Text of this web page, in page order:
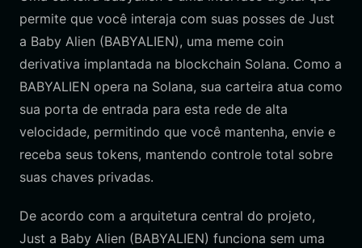
permite que você interaja com suas posses de Just
a Baby Alien (BABYALIEN), uma meme coin
derivativa implantada na blockchain Solana. Como a
BABYALIEN opera na Solana, sua carteira atua como
sua porta de entrada para esta rede de alta
velocidade, permitindo que você mantenha, envie e
receba seus tokens, mantendo controle total sobre
suas chaves privadas.
De acordo com a arquitetura central do projeto,
Just a Baby Alien (BABYALIEN) funciona sem uma